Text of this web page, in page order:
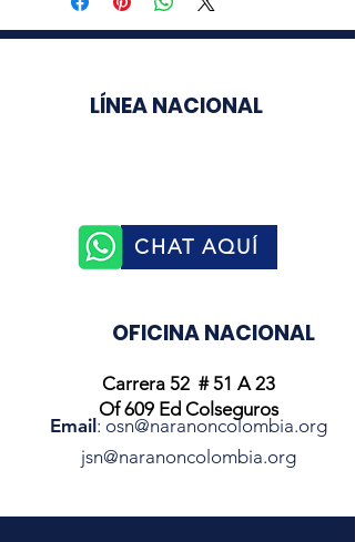
Carrera 52 # 51 A 23
Of 609 Ed Colseguros
Email : osn@naranoncolombia.org
jsn@naranoncolombia.org
LÍNEA NACIONAL
CHAT AQUÍ
OFICINA NACIONAL